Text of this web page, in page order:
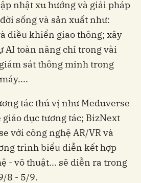
nhật xu hướng và giải pháp
sống và sản xuất như:
điều khiển giao thông; xây
AI toàn năng chỉ trong vài
sát thông minh trong
tác thú vị như Meduverse
dục tương tác; BizNext
với công nghệ AR/VR và
trình biểu diễn kết hợp
- võ thuật... sẽ diễn ra trong